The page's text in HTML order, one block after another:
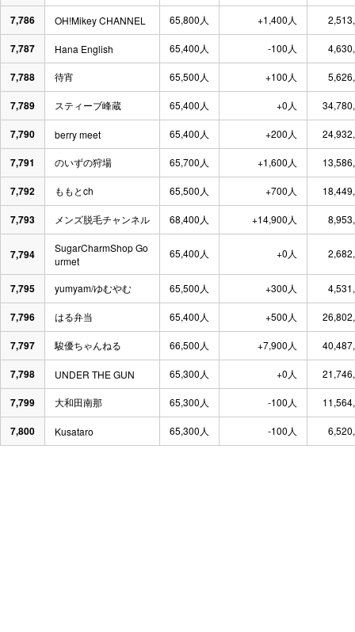
7,786 OH!Mikey CHANNEL 65,800人 +1,400人
7,787 Hana English 65,400人 -100人
7,788 待宵 65,500人 +100人
7,789 スティーブ峰蔵 65,400人 +0人
7,790 berry meet 65,400人 +200人
7,791 のいずの狩場 65,700人 +1,600人
7,792 ももとch 65,500人 +700人
7,793 メンズ脱毛チャンネル 68,400人 +14,900人
7,794
SugarCharmShop Go
urmet
65,400人 +0人
7,795 yumyam/ゆむやむ 65,500人 +300人
7,796 はる弁当 65,400人 +500人
7,797 駿優ちゃんねる 66,500人 +7,900人
7,798 UNDER THE GUN 65,300人 +0人
7,799 大和田南那 65,300人 -100人
7,800 Kusataro 65,300人 -100人